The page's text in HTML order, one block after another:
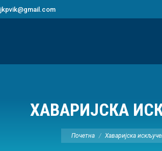
jkpvik@gmail.com
ХАВАРИЈСКА
Ви сте овде:
Почетна Хаваријска